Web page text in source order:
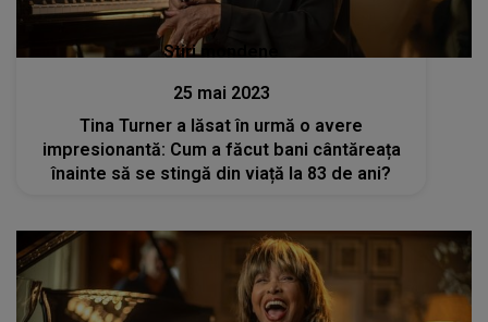
Stiri mondene
25 mai 2023
Tina Turner a lăsat în urmă o avere
impresionantă: Cum a făcut bani cântăreața
înainte să se stingă din viață la 83 de ani?